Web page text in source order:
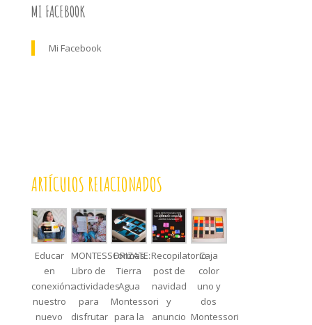
MI FACEBOOK
Mi Facebook
ARTÍCULOS RELACIONADOS
Educar
en
conexión:
nuestro
nuevo
MONTESSORIZATE:
Libro de
actividades
para
disfrutar
Formas
Tierra
Agua
Montessori
para la
Recopilatorio
post de
navidad
y
anuncio
Caja
color
uno y
dos
Montessori